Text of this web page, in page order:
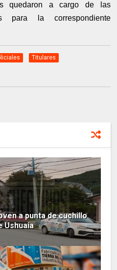
quedaron a cargo de las
para la correspondiente
Titulares
a punta de cuchillo
Ushuaia